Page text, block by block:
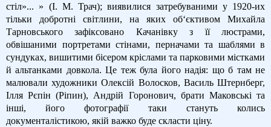
стіл»... » (І. М. Трач); виявилися затребуваними у 1920-их
тільки добротні світлини, на яких об‘єктивом Михайла
Тарновського зафіксовано Качанівку з її люстрами,
обвішаними портретами стінами, перначами та шаблями в
сундуках, вишитими бісером кріслами та парковими містками
й альтанками довкола. Це теж була його надія: що б там не
малювали художники Олексій Волосков, Василь Штернберг,
Ілля Рєпін (Ріпин), Андрій Горонович, брати Маковські та
інші, його фотографії таки стануть колись
документалістикою, якій важко буде скласти ціну.